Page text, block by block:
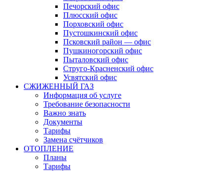
Печорский офис
Плюсский офис
Порховский офис
Пустошкинский офис
Псковский район — офис
Пушкиногорский офис
Пыталовский офис
Струго-Красненский офис
Усвятский офис
СЖИЖЕННЫЙ ГАЗ
Информация об услуге
Требование безопасности
Важно знать
Документы
Тарифы
Замена счётчиков
ОТОПЛЕНИЕ
Планы
Тарифы